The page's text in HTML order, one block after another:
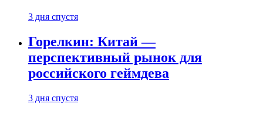
3 дня спустя
Горелкин: Китай —
перспективный рынок для
российского геймдева
3 дня спустя